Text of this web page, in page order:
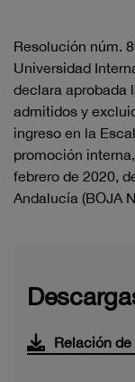
Resolución núm.
Universidad
declara aprobada
admitidos y
ingreso en la
promoción
febrero de 2020,
Andalucía (BOJA
Relación